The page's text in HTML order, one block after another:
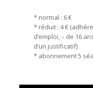
* normal : 6 €
* réduit : 4 €
d’emploi, – de 16
d’un justificatif)
* abonnement 5